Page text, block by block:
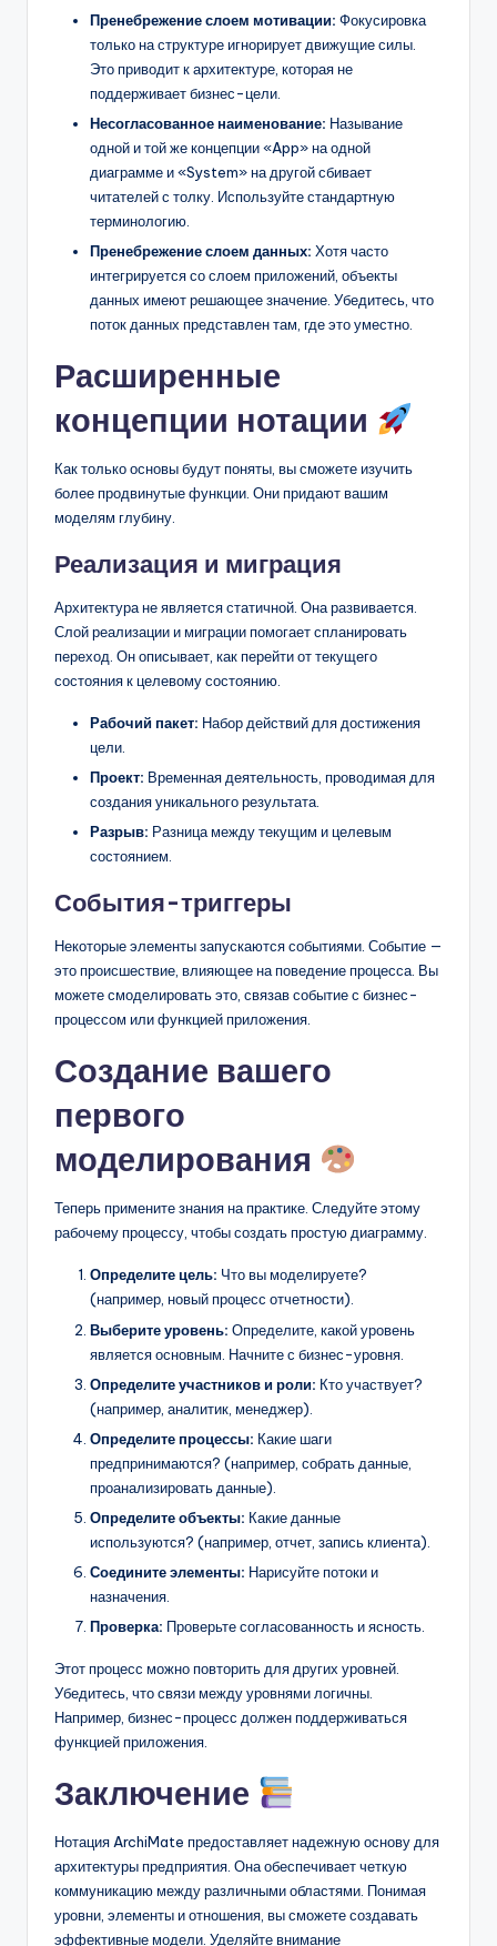
Пренебрежение слоем мотивации: Фокусировка
только на структуре игнорирует движущие силы.
Это приводит к архитектуре, которая не
поддерживает бизнес-цели.
Несогласованное наименование: Называние
одной и той же концепции «App» на одной
диаграмме и «System» на другой сбивает
читателей с толку. Используйте стандартную
терминологию.
Пренебрежение слоем данных: Хотя часто
интегрируется со слоем приложений, объекты
данных имеют решающее значение. Убедитесь, что
поток данных представлен там, где это уместно.
Расширенные
концепции нотации
Как только основы будут поняты, вы сможете изучить
более продвинутые функции. Они придают вашим
моделям глубину.
Реализация и миграция
Архитектура не является статичной. Она развивается.
Слой реализации и миграции помогает спланировать
переход. Он описывает, как перейти от текущего
состояния к целевому состоянию.
Рабочий пакет: Набор действий для достижения
цели.
Проект: Временная деятельность, проводимая для
создания уникального результата.
Разрыв: Разница между текущим и целевым
состоянием.
События-триггеры
Некоторые элементы запускаются событиями. Событие —
это происшествие, влияющее на поведение процесса. Вы
можете смоделировать это, связав событие с бизнес-
процессом или функцией приложения.
Создание вашего
первого
моделирования
Теперь примените знания на практике. Следуйте этому
рабочему процессу, чтобы создать простую диаграмму.
Определите цель: Что вы моделируете?
(например, новый процесс отчетности).
Выберите уровень: Определите, какой уровень
является основным. Начните с бизнес-уровня.
Определите участников и роли: Кто участвует?
(например, аналитик, менеджер).
Определите процессы: Какие шаги
предпринимаются? (например, собрать данные,
проанализировать данные).
Определите объекты: Какие данные
используются? (например, отчет, запись клиента).
Соедините элементы: Нарисуйте потоки и
назначения.
Проверка: Проверьте согласованность и ясность.
Этот процесс можно повторить для других уровней.
Убедитесь, что связи между уровнями логичны.
Например, бизнес-процесс должен поддерживаться
функцией приложения.
Заключение
Нотация ArchiMate предоставляет надежную основу для
архитектуры предприятия. Она обеспечивает четкую
коммуникацию между различными областями. Понимая
уровни, элементы и отношения, вы сможете создавать
эффективные модели. Уделяйте внимание